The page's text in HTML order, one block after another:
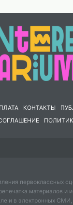
КОНТАКТЫ
первоклассных
материалов и
и в электронных